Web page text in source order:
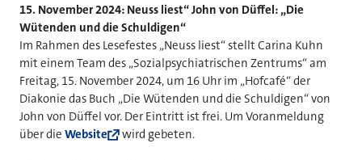
15. November 2024: Neuss liest“ John von Düffel: „Die
Wütenden und die Schuldigen“
Im Rahmen des Lesefestes „Neuss liest“ stellt Carina Kuhn
mit einem Team des „Sozialpsychiatrischen Zentrums“ am
Freitag, 15. November 2024, um 16 Uhr im „Hofcafé“ der
Diakonie das Buch „Die Wütenden und die Schuldigen“ von
John von Düffel vor. Der Eintritt ist frei. Um Voranmeldung
über die Website wird gebeten.